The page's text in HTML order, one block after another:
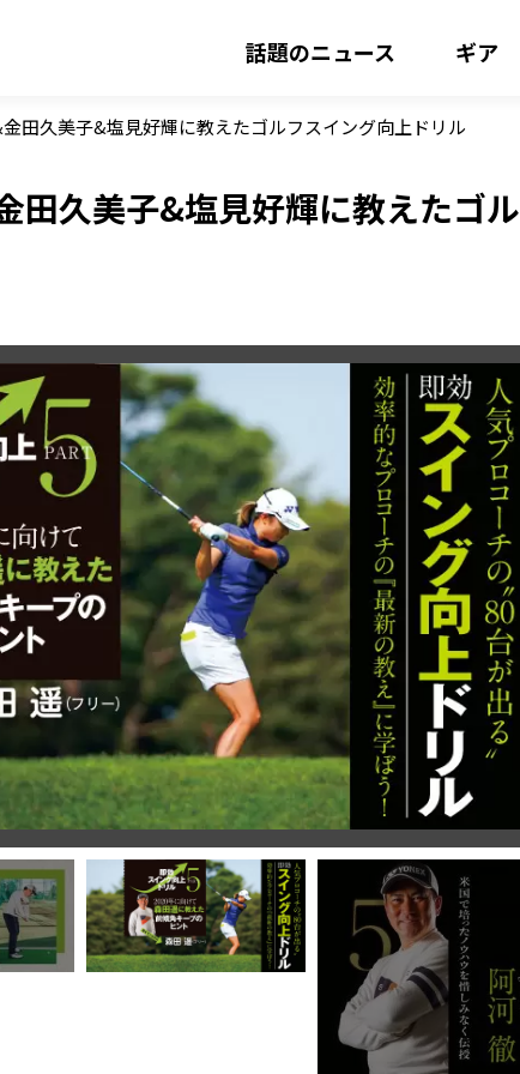
話題のニュース ギア
田久美子&塩見好輝に教えたゴルフスイング向上ドリル
田久美子&塩見好輝に教えたゴル